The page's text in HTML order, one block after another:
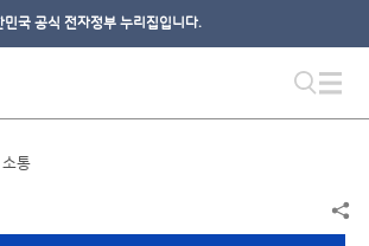
민국 공식 전자정부 누리집입니다.
소통